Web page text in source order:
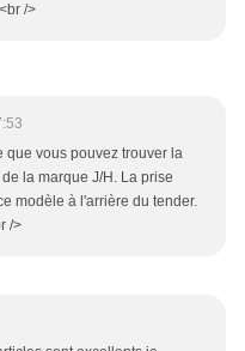
/>
que vous pouvez trouver la
la marque J/H. La prise
modèle à l'arrière du tender.
/>